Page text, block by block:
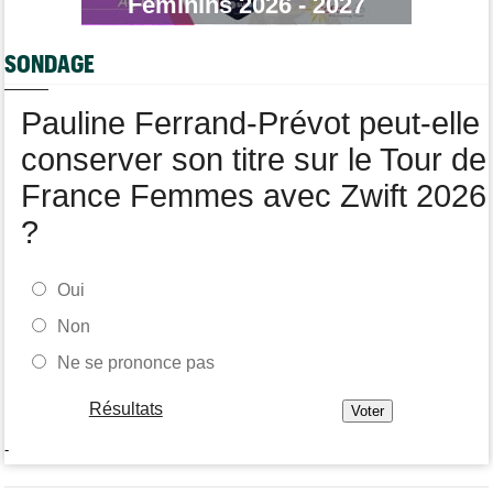
Isaac Del Toro prolonge avec la formation UAE Team Emirates-
XRG
Tour de Pologne
SONDAGE
Pauline Ferrand-Prévot peut-elle
conserver son titre sur le Tour de
France Femmes avec Zwift 2026
?
Oui
Non
Ne se prononce pas
Résultats
-